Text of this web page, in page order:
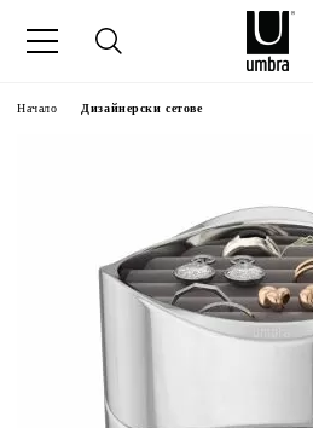
Начало Дизайнерски сетове